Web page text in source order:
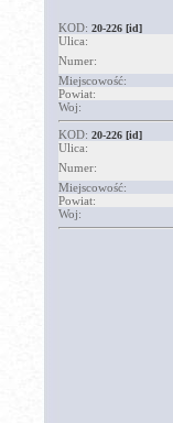
KOD: 20-226 [id]
Ulica:
Numer:
Miejscowość:
Powiat:
Woj:
KOD: 20-226 [id]
Ulica:
Numer:
Miejscowość:
Powiat:
Woj: